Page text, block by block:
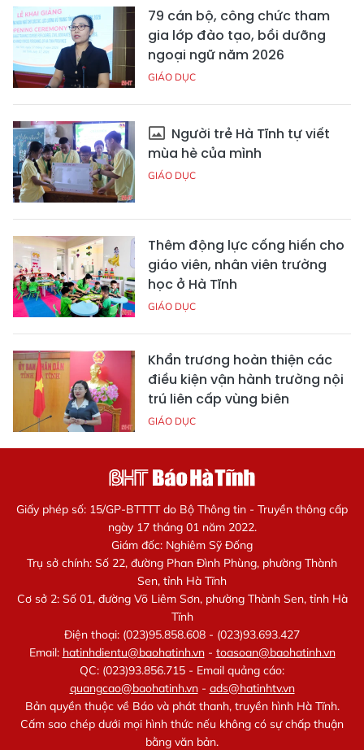
79 cán bộ, công chức tham
gia lớp đào tạo, bồi dưỡng
ngoại ngữ năm 2026
GIÁO DỤC
Người trẻ Hà Tĩnh tự viết
mùa hè của mình
GIÁO DỤC
Thêm động lực cống hiến cho
giáo viên, nhân viên trường
học ở Hà Tĩnh
GIÁO DỤC
Khẩn trương hoàn thiện các
điều kiện vận hành trường nội
trú liên cấp vùng biên
GIÁO DỤC
Giấy phép số: 15/GP-BTTTT do Bộ Thông tin - Truyền thông cấp
ngày 17 tháng 01 năm 2022.
Giám đốc: Nghiêm Sỹ Đống
Trụ sở chính: Số 22, đường Phan Đình Phùng, phường Thành
Sen, tỉnh Hà Tĩnh
Cơ sở 2: Số 01, đường Võ Liêm Sơn, phường Thành Sen, tỉnh Hà
Tĩnh
Điện thoại: (023)95.858.608 - (023)93.693.427
Email: hatinhdientu@baohatinh.vn- toasoan@baohatinh.vn
QC: (023)93.856.715 - Email quảng cáo:
quangcao@baohatinh.vn- ads@hatinhtv.vn
Bản quyền thuộc về Báo và phát thanh, truyền hình Hà Tĩnh.
Cấm sao chép dưới mọi hình thức nếu không có sự chấp thuận
bằng văn bản.